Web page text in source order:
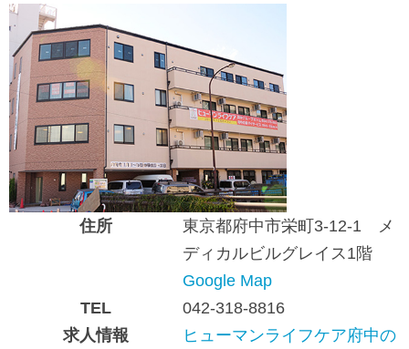
住所
東京都府中市栄町3-12-1 メ
ディカルビルグレイス1階
Google Map
TEL
042-318-8816
求人情報
ヒューマンライフケア府中の